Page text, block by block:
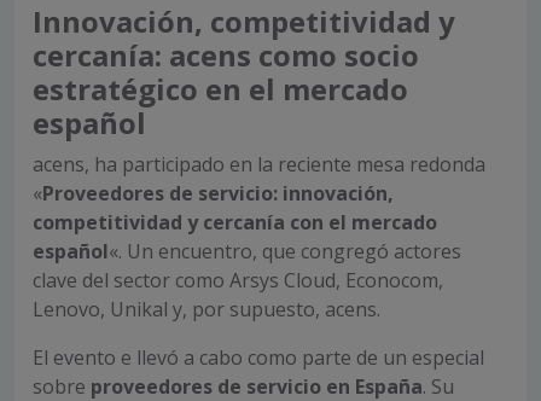
Innovación, competitividad y
cercanía: acens como socio
estratégico en el mercado
español
acens, ha participado en la reciente mesa redonda
«Proveedores de servicio: innovación,
competitividad y cercanía con el mercado
español«. Un encuentro, que congregó actores
clave del sector como Arsys Cloud, Econocom,
Lenovo, Unikal y, por supuesto, acens.
El evento e llevó a cabo como parte de un especial
sobre proveedores de servicio en España. Su